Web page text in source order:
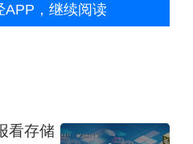
APP，继续阅读
看存储